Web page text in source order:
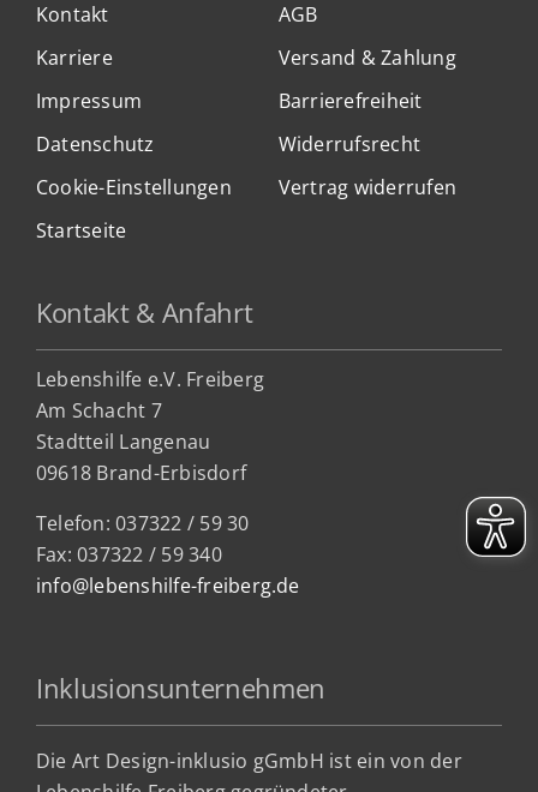
Kontakt
Karriere
Impressum
Datenschutz
Cookie-Einstellungen
Startseite
AGB
Versand & Zahlung
Barrierefreiheit
Widerrufsrecht
Vertrag widerrufen
Kontakt & Anfahrt
Lebenshilfe e.V. Freiberg
Am Schacht 7
Stadtteil Langenau
09618 Brand-Erbisdorf
Telefon: 037322 / 59 30
Fax: 037322 / 59 340
info@lebenshilfe-freiberg.de
Inklusionsunternehmen
Die Art Design-inklusio gGmbH ist ein von der